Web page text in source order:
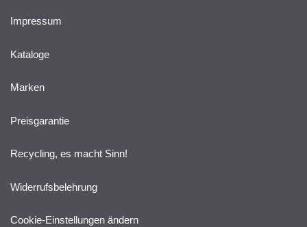
Impressum
Kataloge
Marken
Preisgarantie
Recycling, es macht Sinn!
Widerrufsbelehrung
Cookie-Einstellungen ändern